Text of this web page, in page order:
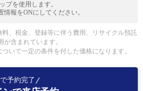
プを使用します。
情報をONにしてください。
、税金、登録等に伴う費用、リサイクル預託
含まれています。
いて一定の条件を付した価格になります。
予約完了